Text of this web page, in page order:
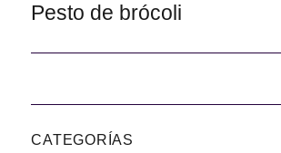
Siguiente
Pesto de brócoli
CATEGORÍAS